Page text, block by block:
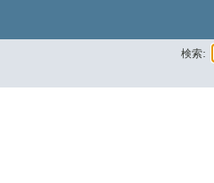
検索: